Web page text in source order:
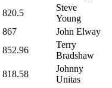
820.5
Steve
Young
867
John Elway
852.96
Terry
Bradshaw
818.58
Johnny
Unitas